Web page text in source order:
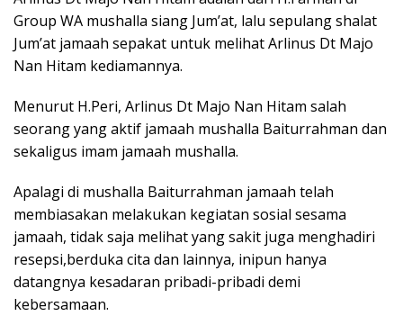
Group WA mushalla siang Jum’at, lalu sepulang shalat
Jum’at jamaah sepakat untuk melihat Arlinus Dt Majo
Nan Hitam kediamannya.
Menurut H.Peri, Arlinus Dt Majo Nan Hitam salah
seorang yang aktif jamaah mushalla Baiturrahman dan
sekaligus imam jamaah mushalla.
Apalagi di mushalla Baiturrahman jamaah telah
membiasakan melakukan kegiatan sosial sesama
jamaah, tidak saja melihat yang sakit juga menghadiri
resepsi,berduka cita dan lainnya, inipun hanya
datangnya kesadaran pribadi-pribadi demi
kebersamaan.